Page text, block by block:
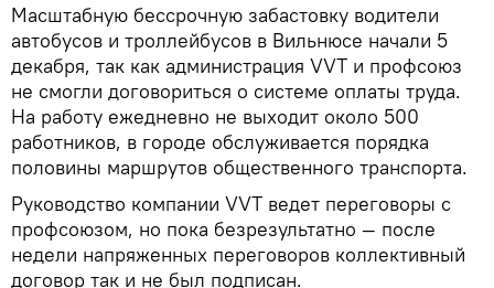
Масштабную бессрочную забастовку водители
автобусов и троллейбусов в Вильнюсе начали 5
декабря, так как администрация VVT и профсоюз
не смогли договориться о системе оплаты труда.
На работу ежедневно не выходит около 500
работников, в городе обслуживается порядка
половины маршрутов общественного транспорта.
Руководство компании VVT ведет переговоры с
профсоюзом, но пока безрезультатно — после
недели напряженных переговоров коллективный
договор так и не был подписан.